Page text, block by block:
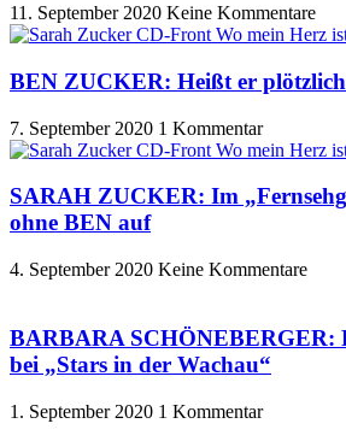
11. September 2020 Keine Kommentare
BEN ZUCKER: Heißt er
7. September 2020 1 Kommentar
SARAH ZUCKER: Im
ohne BEN auf
4. September 2020 Keine Kommentare
BARBARA SCHÖNEBERGER:
bei „Stars in der Wachau“
1. September 2020 1 Kommentar